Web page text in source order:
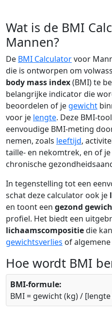
Wat is de BMI
Mannen?
De BMI Calculatorvoor
die is ontworpen om
body mass index(BMI) te
belangrijke indicator die
beoordelen of je gewicht
voor je lengte. Deze BMI-
eenvoudige BMI-meting
nemen, zoals leeftijd,
taille- en nekomtrek, en of
chronische
In tegenstelling tot een
schat deze calculator ook je
en toont een gezond
profiel. Het biedt een
lichaamscompositiedie
gewichtsverlies of
Hoe wordt BMI
BMI-formule:
BMI = gewicht (kg) / [lengte